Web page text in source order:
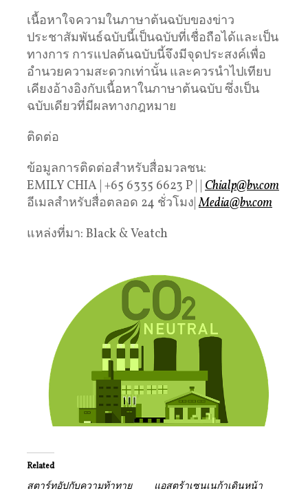
เนื้อหาใจความในภาษาต้นฉบับของข่าว
ประชาสัมพันธ์ฉบับนี้เป็นฉบับที่เชื่อถือได้และเป็น
ทางการ การแปลต้นฉบับนี้จึงมีจุดประสงค์เพื่อ
อำนวยความสะดวกเท่านั้น และควรนำไปเทียบ
เคียงอ้างอิงกับเนื้อหาในภาษาต้นฉบับ ซึ่งเป็น
ฉบับเดียวที่มีผลทางกฎหมาย
ติดต่อ
ข้อมูลการติดต่อสำหรับสื่อมวลชน:
EMILY CHIA | +65 6335 6623 P | | Chialp@bv.com
อีเมลสำหรับสื่อตลอด 24 ชั่วโมง|Media@bv.com
แหล่งที่มา: Black & Veatch
Related
สตาร์ทอัปกับความท้าทาย
แอสตร้าเซนเนก้าเดินหน้า